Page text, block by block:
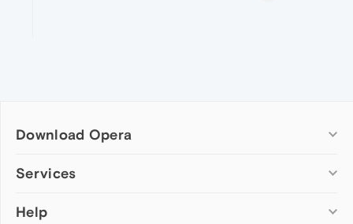
Download Opera
Computer browsers
Opera for Mac
Services
Add-ons
Help